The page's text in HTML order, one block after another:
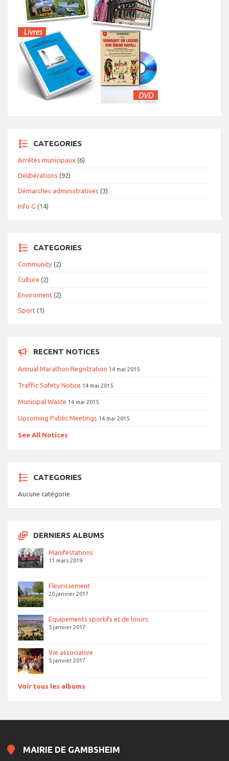
CATEGORIES
Arrêtés municipaux (6)
Délibérations (92)
Démarches administratives (3)
Info G (14)
CATEGORIES
Community (2)
Culture (2)
Enviroment (2)
Sport (1)
RECENT NOTICES
Annual Marathon Registration 14 mai 2015
Traffic Safety Notice 14 mai 2015
Municipal Waste 14 mai 2015
Upcoming Public Meetings 14 mai 2015
See All Notices
CATEGORIES
Aucune catégorie
DERNIERS ALBUMS
Manifestations
11 mars 2019
Fleurissement
20 janvier 2017
Equipements sportifs et de loisirs
5 janvier 2017
Vie associative
5 janvier 2017
Voir tous les albums
MAIRIE DE GAMBSHEIM